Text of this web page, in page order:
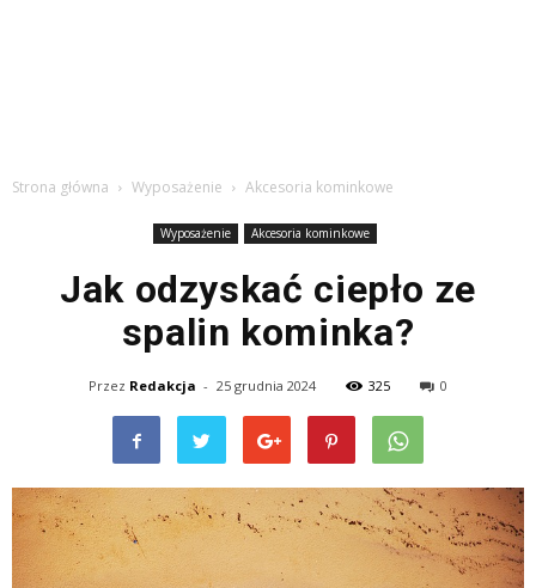
Strona główna Wyposażenie Akcesoria kominkowe
Wyposażenie Akcesoria kominkowe
Jak odzyskać ciepło ze
spalin kominka?
Przez Redakcja - 25 grudnia 2024 325 0